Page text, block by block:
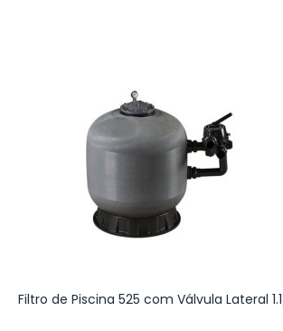
Filtro de Piscina 525 com Válvula Lateral